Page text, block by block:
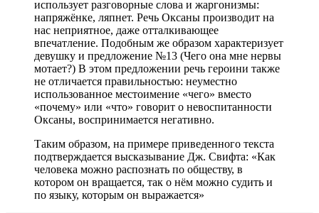
использует разговорные слова и жаргонизмы:
напряжёнке, ляпнет. Речь Оксаны производит на
нас неприятное, даже отталкивающее
впечатление. Подобным же образом характеризует
девушку и предложение №13 (Чего она мне нервы
мотает?) В этом предложении речь героини также
не отличается правильностью: неуместно
использованное местоимение «чего» вместо
«почему» или «что» говорит о невоспитанности
Оксаны, воспринимается негативно.
Таким образом, на примере приведенного текста
подтверждается высказывание Дж. Свифта: «Как
человека можно распознать по обществу, в
котором он вращается, так о нём можно судить и
по языку, которым он выражается»